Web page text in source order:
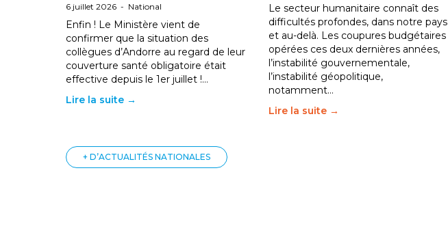
6 juillet 2026 - National
Enfin ! Le Ministère vient de
confirmer que la situation des
collègues d’Andorre au regard de leur
couverture santé obligatoire était
effective depuis le 1er juillet !…
Lire la suite →
Le secteur humanitaire connaît des
difficultés profondes, dans notre pays
et au-delà. Les coupures budgétaires
opérées ces deux dernières années,
l’instabilité gouvernementale,
l’instabilité géopolitique,
notamment…
Lire la suite →
+ D’ACTUALITÉS NATIONALES